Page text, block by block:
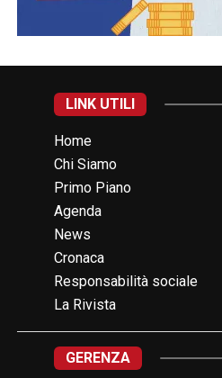
LINK UTILI
Home
Chi Siamo
Primo Piano
Agenda
News
Cronaca
Responsabilità sociale
La Rivista
GERENZA